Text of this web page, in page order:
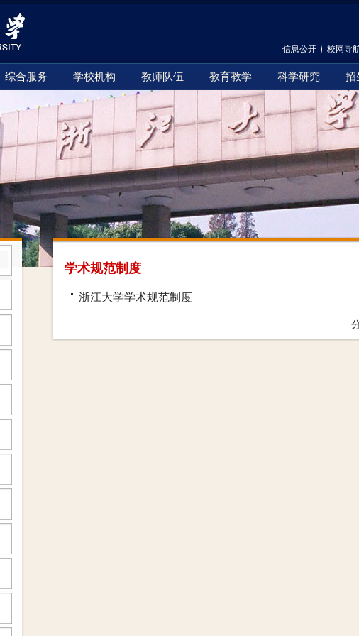
信息公开 校网导
综合服务 学校机构 教师队伍 教育教学 科学研究 招
学术规范制度
浙江大学学术规范制度